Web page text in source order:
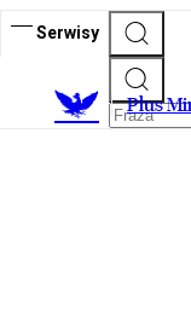
Serwisy
Plus